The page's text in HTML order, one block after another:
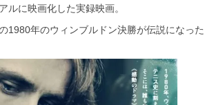
ルに映画化した実録映画。
1980年のウィンブルドン決勝が伝説になった